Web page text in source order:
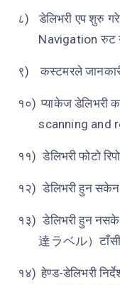
८) डेलिभरी एप शुरु
Navigation रुट
९) कस्टमरले
१०) प्याकेज डेलिभरी
scanning and
११) डेलिभरी फोटो
१२) डेलिभरी हुन सकेन
१३) डेलिभरी हुन
達ラベル）
१४) हेण्ड-डेलिभरी